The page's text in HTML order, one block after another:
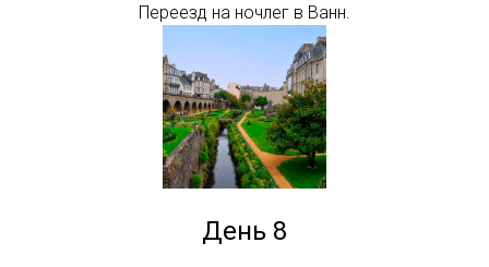
Переезд на ночлег в Ванн.
День 8